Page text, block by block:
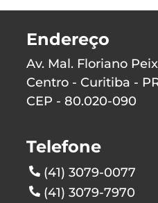
Endereço
Av. Mal. Floriano
Centro - Curitiba -
CEP - 80.020-090
Telefone
(41) 3079-0077
(41) 3079-7970